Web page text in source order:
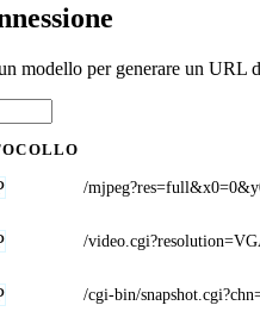
modello per generare un URL
/
/
/cgi-bin/